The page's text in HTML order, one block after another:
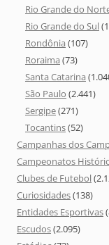
Rio Grande do
Rio Grande do Sul
Rondônia (107)
Roraima (73)
Santa Catarina
São Paulo (2.441)
Sergipe(271)
Tocantins(52)
Campanhas dos
Campeonatos
Clubes de Futebol
Curiosidades(138)
Entidades Esportivas
Escudos(2.095)